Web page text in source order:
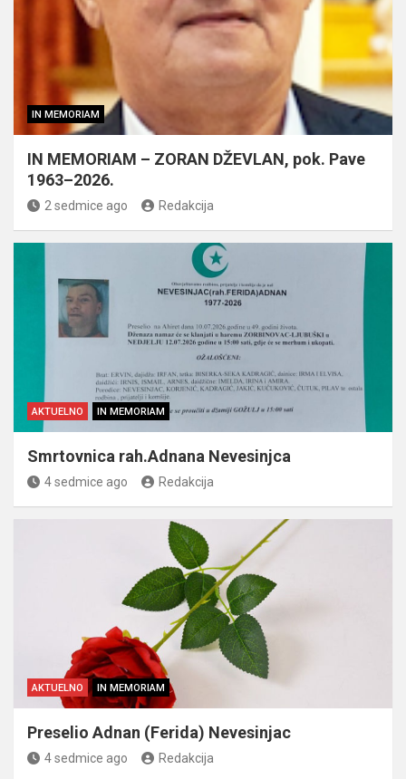
IN MEMORIAM
IN MEMORIAM – ZORAN DŽEVLAN, pok. Pave
1963–2026.
2 sedmice ago Redakcija
AKTUELNO IN MEMORIAM
Smrtovnica rah.Adnana Nevesinjca
4 sedmice ago Redakcija
AKTUELNO IN MEMORIAM
Preselio Adnan (Ferida) Nevesinjac
4 sedmice ago Redakcija